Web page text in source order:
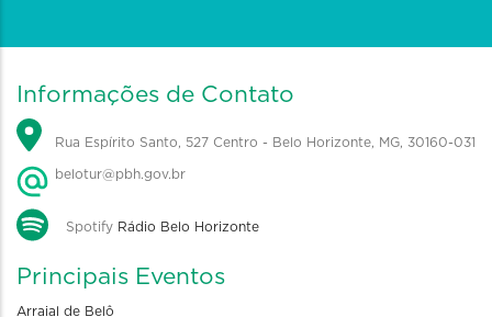
Informações de Contato
Rua Espírito Santo, 527 Centro - Belo Horizonte, MG, 30160-031
belotur@pbh.gov.br
Spotify Rádio Belo Horizonte
Principais Eventos
Arraial de Belô